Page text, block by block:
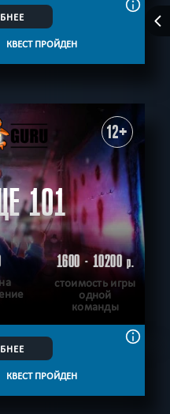
КВЕСТ ПРОЙДЕН
12+
101
1600 - 10200р.
стоимость игры
одной
команды
КВЕСТ ПРОЙДЕН